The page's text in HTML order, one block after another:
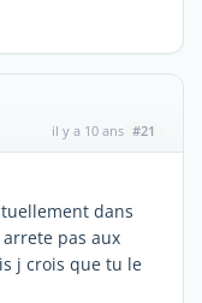
il y a 10 ans #21
dans
pas aux
j crois que tu le